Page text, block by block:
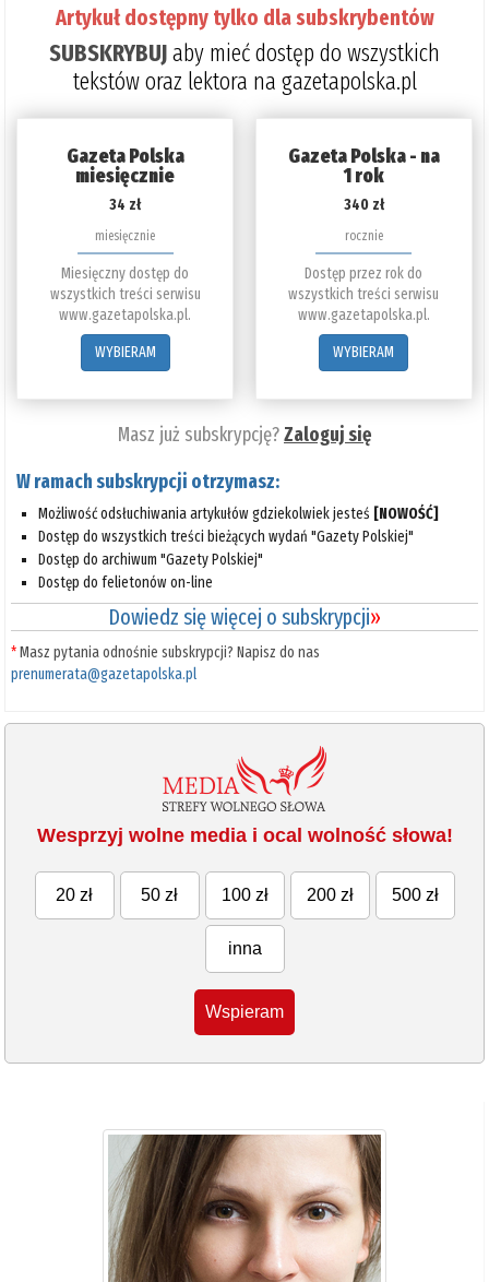
Artykuł dostępny tylko dla subskrybentów
SUBSKRYBUJaby mieć dostęp do wszystkich
tekstów oraz lektora na gazetapolska.pl
Gazeta Polska
miesięcznie
34 zł
miesięcznie
Miesięczny dostęp do
wszystkich treści serwisu
www.gazetapolska.pl.
WYBIERAM
Gazeta Polska - na
1 rok
340 zł
rocznie
Dostęp przez rok do
wszystkich treści serwisu
www.gazetapolska.pl.
WYBIERAM
Masz już subskrypcję?Zaloguj się
W ramach subskrypcji otrzymasz:
Możliwość odsłuchiwania artykułów gdziekolwiek jesteś [NOWOŚĆ]
Dostęp do wszystkich treści bieżących wydań "Gazety Polskiej"
Dostęp do archiwum "Gazety Polskiej"
Dostęp do felietonów on-line
Dowiedz się więcej o subskrypcji»
*Masz pytania odnośnie subskrypcji? Napisz do nas
prenumerata@gazetapolska.pl
Wesprzyj wolne media i ocal wolność słowa!
20 zł 50 zł 100 zł 200 zł 500 zł
inna
Wspieram